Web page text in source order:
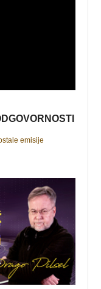
emisije